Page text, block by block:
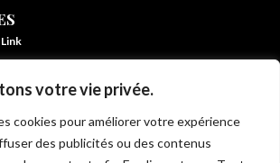
votre vie privée.
cookies pour améliorer votre expérience
des publicités ou des contenus
Link
statistiques